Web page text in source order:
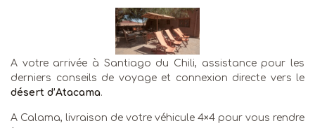
A votre arrivée à Santiago du Chili, assistance pour les
derniers conseils de voyage et connexion directe vers le
désert d’Atacama.
A Calama, livraison de votre véhicule 4×4 pour vous rendre